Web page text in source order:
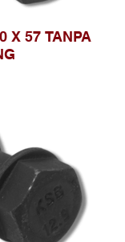
X 57 TANPA